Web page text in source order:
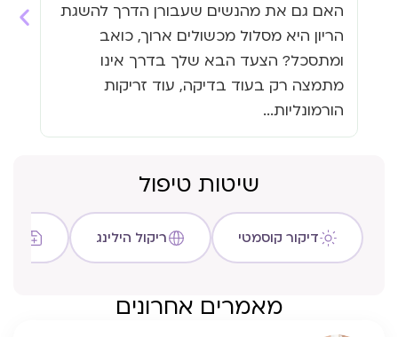
האם גם את מהנשים שעבורן הדרך להשגת
הריון היא מסלול מכשולים ארוך, כואב
ומתסכל? הצעד הבא שלך בדרך אינו
מתמצה רק בעוד בדיקה, עוד זריקות
הורמונליות...
שיטות טיפול
דיקור קוסמטי ריקול הילינג
מאמרים אחרונים